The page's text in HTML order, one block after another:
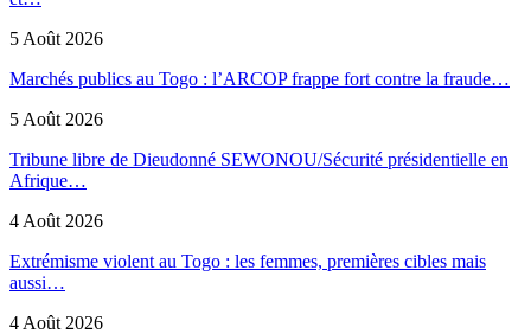
5 Août 2026
Marchés publics au Togo : l’ARCOP frappe fort contre la fraude…
5 Août 2026
Tribune libre de Dieudonné SEWONOU/Sécurité présidentielle en
Afrique…
4 Août 2026
Extrémisme violent au Togo : les femmes, premières cibles mais
aussi…
4 Août 2026